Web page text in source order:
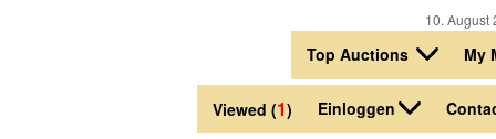
10.
Top Auctions My
Viewed (1) Einloggen